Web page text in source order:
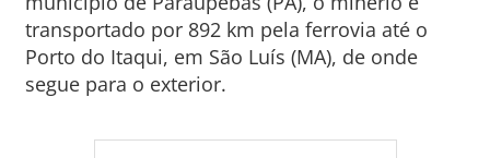
transportado por 892 km pela ferrovia até o
Porto do Itaqui, em São Luís (MA), de onde
segue para o exterior.